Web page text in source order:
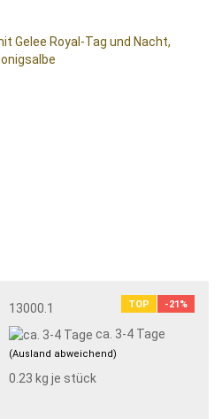
TOP -21%
13000.1
ca. 3-4 Tage
(Ausland abweichend)
0.23 kg je stück